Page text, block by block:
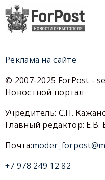
Реклама на сайте
© 2007-2025 ForPost -
Новостной портал
Учредитель: С.П.
Главный редактор: Е.В.
Почта:
+7 978 249 12 82